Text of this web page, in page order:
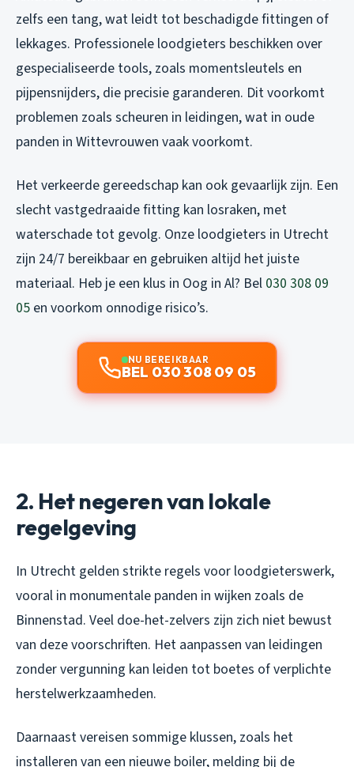
zelfs een tang, wat leidt tot beschadigde fittingen of
lekkages. Professionele loodgieters beschikken over
gespecialiseerde tools, zoals momentsleutels en
pijpensnijders, die precisie garanderen. Dit voorkomt
problemen zoals scheuren in leidingen, wat in oude
panden in Wittevrouwen vaak voorkomt.
Het verkeerde gereedschap kan ook gevaarlijk zijn. Een
slecht vastgedraaide fitting kan losraken, met
waterschade tot gevolg. Onze loodgieters in Utrecht
zijn 24/7 bereikbaar en gebruiken altijd het juiste
materiaal. Heb je een klus in Oog in Al? Bel 030 308 09
05 en voorkom onnodige risico’s.
NU BEREIKBAAR
BEL 030 308 09 05
2. Het negeren van lokale
regelgeving
In Utrecht gelden strikte regels voor loodgieterswerk,
vooral in monumentale panden in wijken zoals de
Binnenstad. Veel doe-het-zelvers zijn zich niet bewust
van deze voorschriften. Het aanpassen van leidingen
zonder vergunning kan leiden tot boetes of verplichte
herstelwerkzaamheden.
Daarnaast vereisen sommige klussen, zoals het
installeren van een nieuwe boiler, melding bij de